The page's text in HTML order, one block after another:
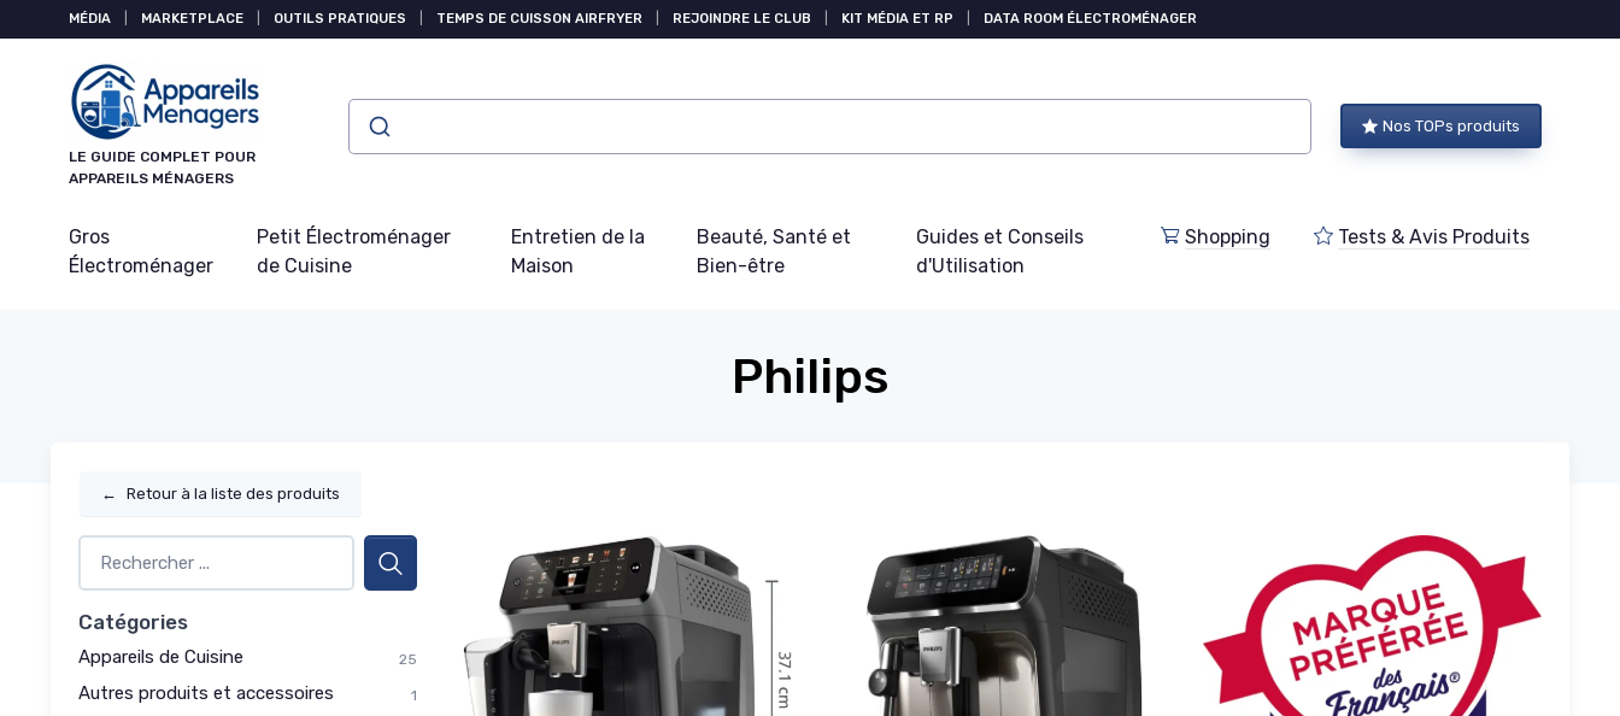
MÉDIA MARKETPLACE OUTILS PRATIQUES TEMPS DE CUISSON AIRFRYER REJOINDRE LE CLUB KIT MÉDIA ET RP DATA ROOM ÉLECTROMÉNAGER
LE GUIDE COMPLET POUR
APPAREILS MÉNAGERS
Nos TOPs produits
Gros
Électroménager
Petit Électroménager
de Cuisine
Entretien de la
Maison
Beauté, Santé et
Bien-être
Guides et Conseils
d'Utilisation
Shopping Tests & Avis Produits
Philips
← Retour à la liste des produits
Catégories
Appareils de Cuisine 25
Autres produits et accessoires 1
Panneau de gestion des cookies